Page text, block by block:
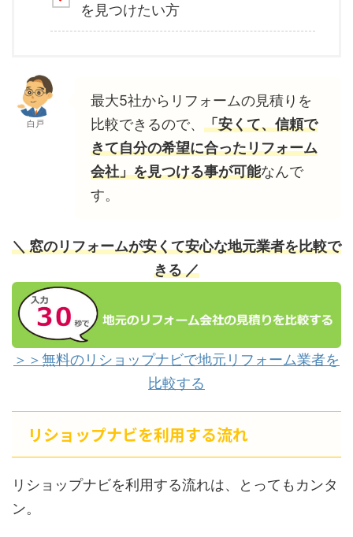
を見つけたい方
白戸
最大5社からリフォームの見積りを
比較できるので、 「安くて、信頼で
きて自分の希望に合ったリフォーム
会社」を見つける事が可能なんで
す。
＼ 窓のリフォームが安くて安心な地元業者を比較で
きる ／
＞＞無料のリショップナビで地元リフォーム業者を
比較する
リショップナビを利用する流れ
リショップナビを利用する流れは、とってもカンタ
ン。